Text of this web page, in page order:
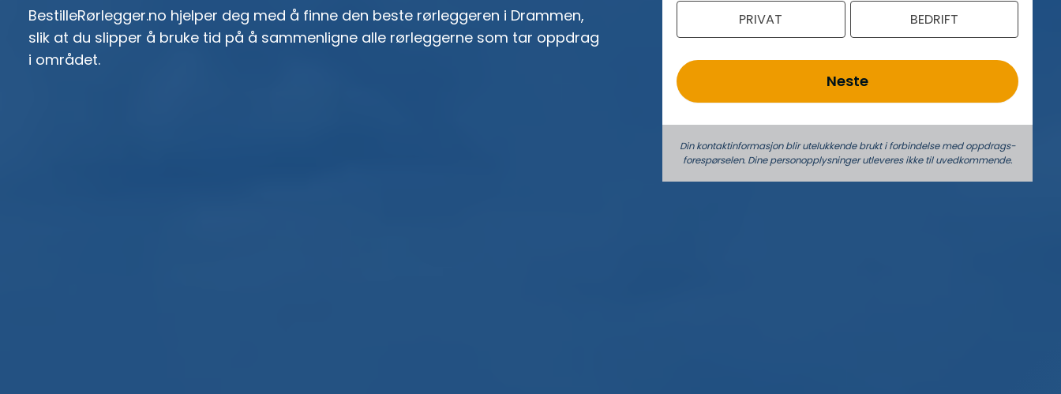
BestilleRørlegger.no hjelper deg med å finne den beste rørleggeren i Drammen,
slik at du slipper å bruke tid på å sammenligne alle rørleggerne som tar oppdrag
i området.
PRIVAT BEDRIFT
Neste
Din kontaktinformasjon blir utelukkende brukt i forbindelse med oppdrags­
forespørselen. Dine person­­opplysninger utleveres ikke til uvedkommende.